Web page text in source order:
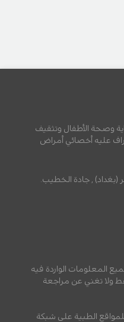
وصحة الأطفال وتثقيف
عليه أخصائي أمراض
, جادة الخطيب.
المعلومات الواردة فيه
ولا تغني عن مراجعة
الطبية على شبكة